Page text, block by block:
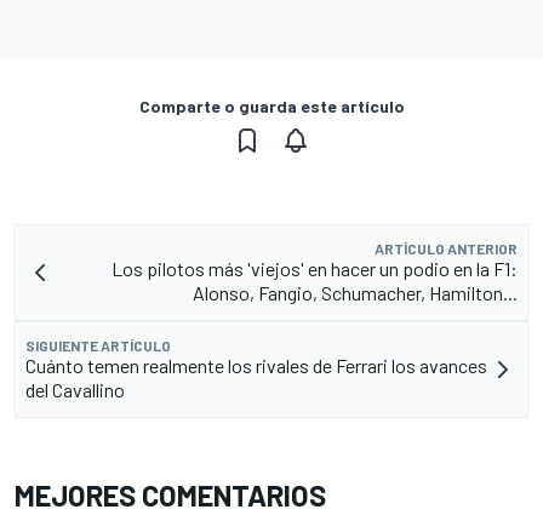
Comparte o guarda este artículo
ARTÍCULO ANTERIOR
Los pilotos más 'viejos' en hacer un podio en la F1:
Alonso, Fangio, Schumacher, Hamilton...
SIGUIENTE ARTÍCULO
Cuánto temen realmente los rivales de Ferrari los avances
del Cavallino
MEJORES COMENTARIOS